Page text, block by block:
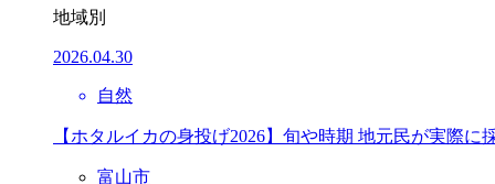
地域別
2026.04.30
自然
【ホタルイカの身投げ2026】旬や時期 地元民が実際に
富山市